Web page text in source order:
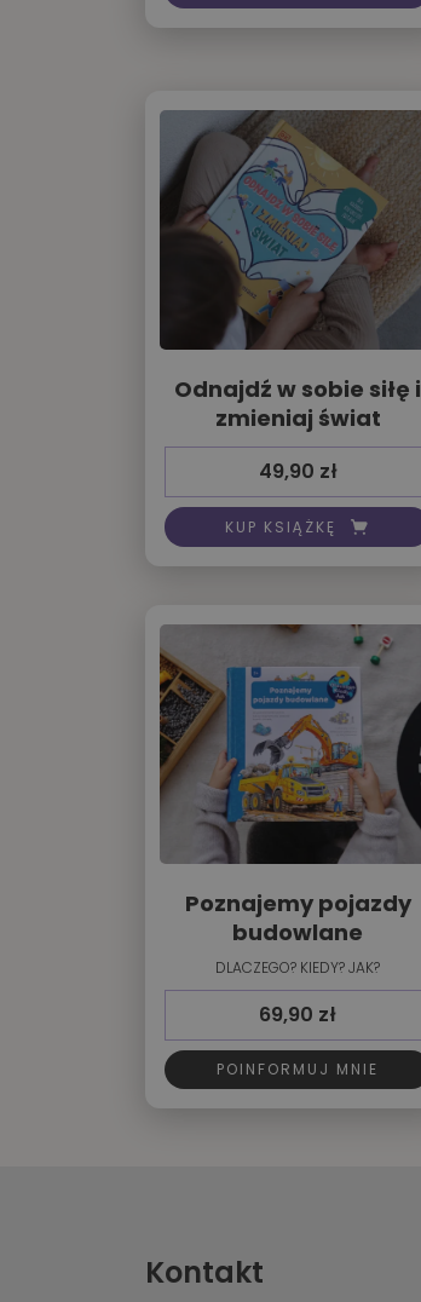
Odnajdź w sobie siłę i
zmieniaj świat
49,90 zł
KUP KSIĄŻKĘ
Poznajemy pojazdy
budowlane
DLACZEGO? KIEDY? JAK?
69,90 zł
POINFORMUJ MNIE
Kontakt